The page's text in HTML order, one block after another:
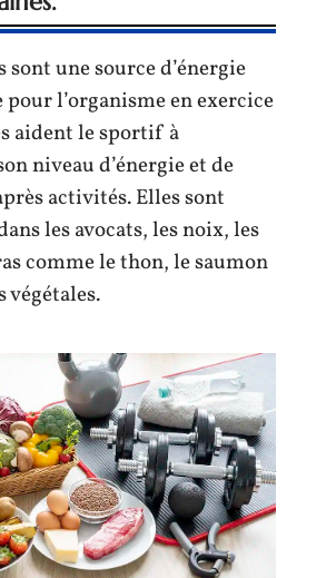
sont une source d’énergie
l’organisme en exercice
aident le sportif à
niveau d’énergie et de
activités. Elles sont
les avocats, les noix, les
comme le thon, le saumon
végétales.